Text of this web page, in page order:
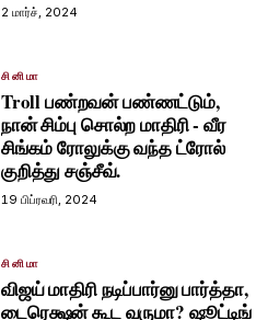
2 மார்ச், 2024
சினிமா
Troll பண்றவன் பண்ணட்டும்,
நான் சிம்பு சொல்ற மாதிரி - வீர
சிங்கம் ரோலுக்கு வந்த ட்ரோல்
குறித்து சஞ்சீவ்.
19 பிப்ரவரி, 2024
சினிமா
விஜய் மாதிரி நடிப்பார்னு பார்த்தா,
டைரெக்ஷன் கூட வருமா? ஷூட்டிங்